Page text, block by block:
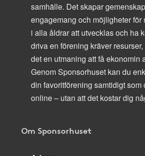
samhälle. Det skapar
engagemang och möjligheter för
i alla åldrar att utvecklas och ha
driva en förening kräver
det en utmaning att få ekonomin
Genom Sponsorhuset kan du
din favoritförening samtidigt som
online – utan att det kostar dig
Om Sponsorhuset